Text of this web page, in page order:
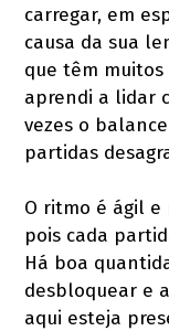
carregar, em
causa da sua
que têm muitos
aprendi a lidar
vezes o
partidas
O ritmo é ágil e
pois cada
Há boa
desbloquear e
aqui esteja